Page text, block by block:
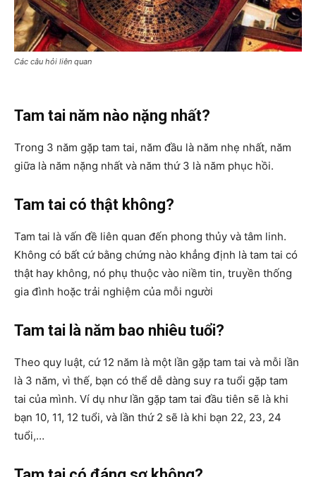
Các câu hỏi liên quan
Tam tai năm nào nặng nhất?
Trong 3 năm gặp tam tai, năm đầu là năm nhẹ nhất, năm
giữa là năm nặng nhất và năm thứ 3 là năm phục hồi.
Tam tai có thật không?
Tam tai là vấn đề liên quan đến phong thủy và tâm linh.
Không có bất cứ bằng chứng nào khẳng định là tam tai có
thật hay không, nó phụ thuộc vào niềm tin, truyền thống
gia đình hoặc trải nghiệm của mỗi người
Tam tai là năm bao nhiêu tuổi?
Theo quy luật, cứ 12 năm là một lần gặp tam tai và mỗi lần
là 3 năm, vì thế, bạn có thể dễ dàng suy ra tuổi gặp tam
tai của mình. Ví dụ như lần gặp tam tai đầu tiên sẽ là khi
bạn 10, 11, 12 tuổi, và lần thứ 2 sẽ là khi bạn 22, 23, 24
tuổi,…